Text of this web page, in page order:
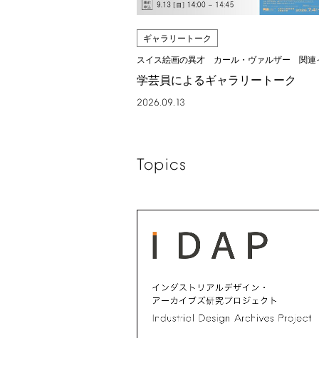
ギャラリートーク
スイス絵画の異才 カール・ヴァルザー 関連
学芸員によるギャラリートーク
2026.09.13
Topics